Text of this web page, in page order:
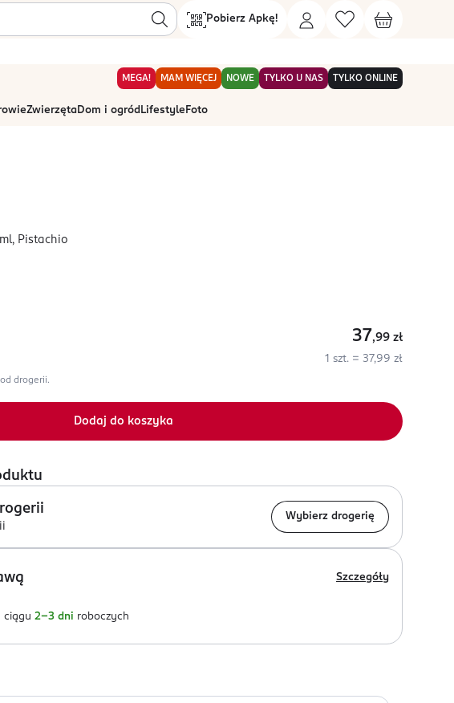
Pobierz Apkę!
MEGA! MAM WIĘCEJ NOWE TYLKO U NAS TYLKO ONLINE
ZwierzętaDom i ogród Lifestyle Foto
Pistachio
37,99 zł
1 szt. = 37,99 zł
drogerii.
Dodaj do koszyka
Wybierz drogerię
Szczegóły
ciągu 2-3 dni roboczych